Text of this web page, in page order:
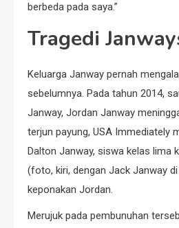
berbeda pada saya.”
Tragedi
Keluarga Janway pernah
sebelumnya. Pada tahun 2014,
Janway, Jordan Janway
terjun payung, USA Immediately
Dalton Janway, siswa kelas lima
(foto, kiri, dengan Jack Janway
keponakan Jordan.
Merujuk pada pembunuhan